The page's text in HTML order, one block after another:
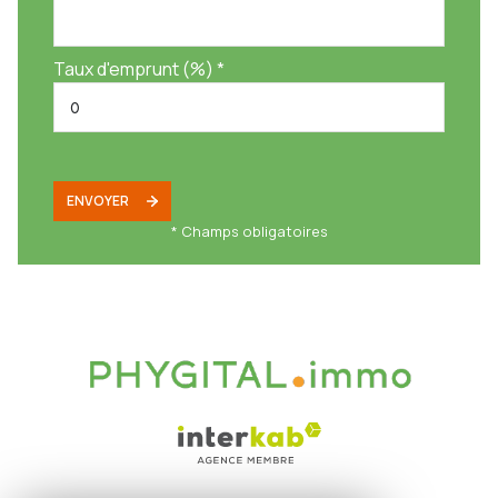
- Ecole du Val des Fées à 2 minutes en voiture
- Montant de la taxe foncière : 731€ Visite virtuelle 360° disponible sur
Taux d'emprunt (%) *
ENVOYER
* Champs obligatoires